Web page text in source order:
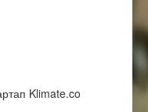
Klimate.co